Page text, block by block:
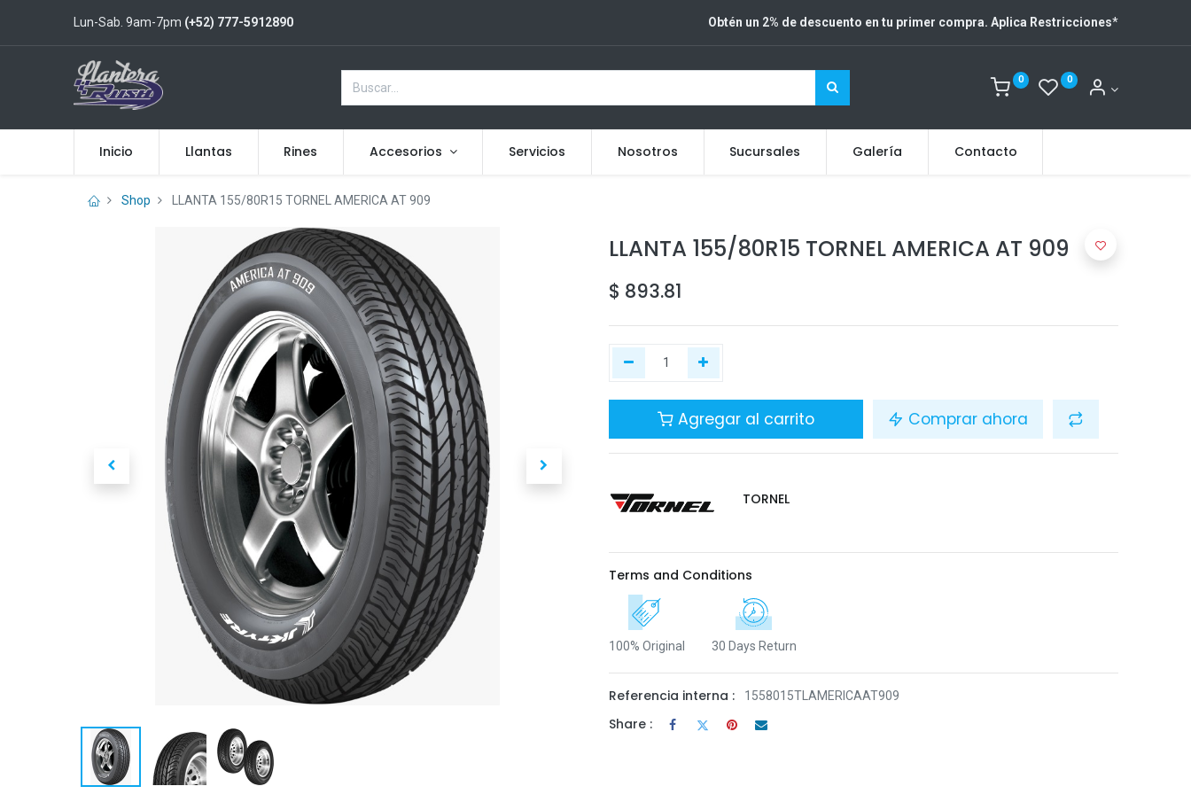
Lun-Sab. 9am-7pm (+52) 777-5912890 Obtén un 2% de descuento en tu primer compra. Aplica Restricciones*
0 0
Inicio Llantas Rines Accesorios Servicios Nosotros Sucursales Galería Contacto
Shop LLANTA 155/80R15 TORNEL AMERICA AT 909
LLANTA 155/80R15 TORNEL AMERICA AT 909
$ 893.81
Agregar al carrito Comprar ahora
TORNEL
Terms and Conditions
100% Original 30 Days Return
Referencia interna : 1558015TLAMERICAAT909
Share :